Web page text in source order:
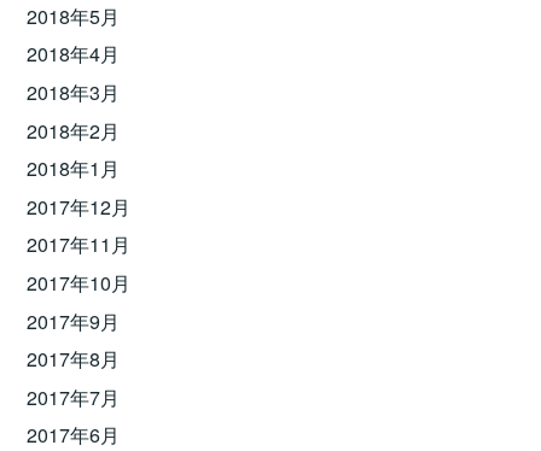
2018年5月
2018年4月
2018年3月
2018年2月
2018年1月
2017年12月
2017年11月
2017年10月
2017年9月
2017年8月
2017年7月
2017年6月